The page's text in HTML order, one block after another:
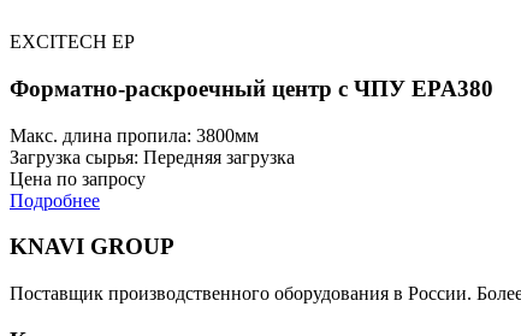
EXCITECH EP
Форматно-раскроечный центр с ЧПУ EPA380
Макс. длина пропила: 3800мм
Загрузка сырья: Передняя загрузка
Цена по запросу
Подробнее
KNAVI GROUP
Поставщик производственного оборудования в России.